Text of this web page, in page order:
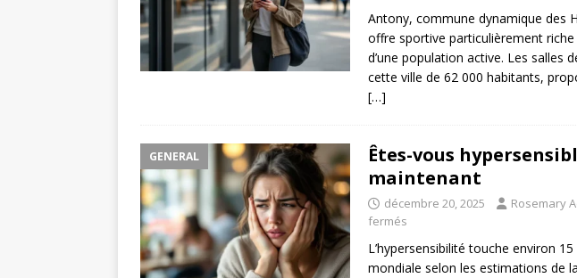
Antony, commune dynamique des
offre sportive particulièrement riche
d’une population active. Les salles
cette ville de 62 000 habitants,
[…]
GENERAL
Êtes-vous
maintenant
décembre 20, 2025 Rosemary
fermés
L’hypersensibilité touche environ
mondiale selon les estimations de